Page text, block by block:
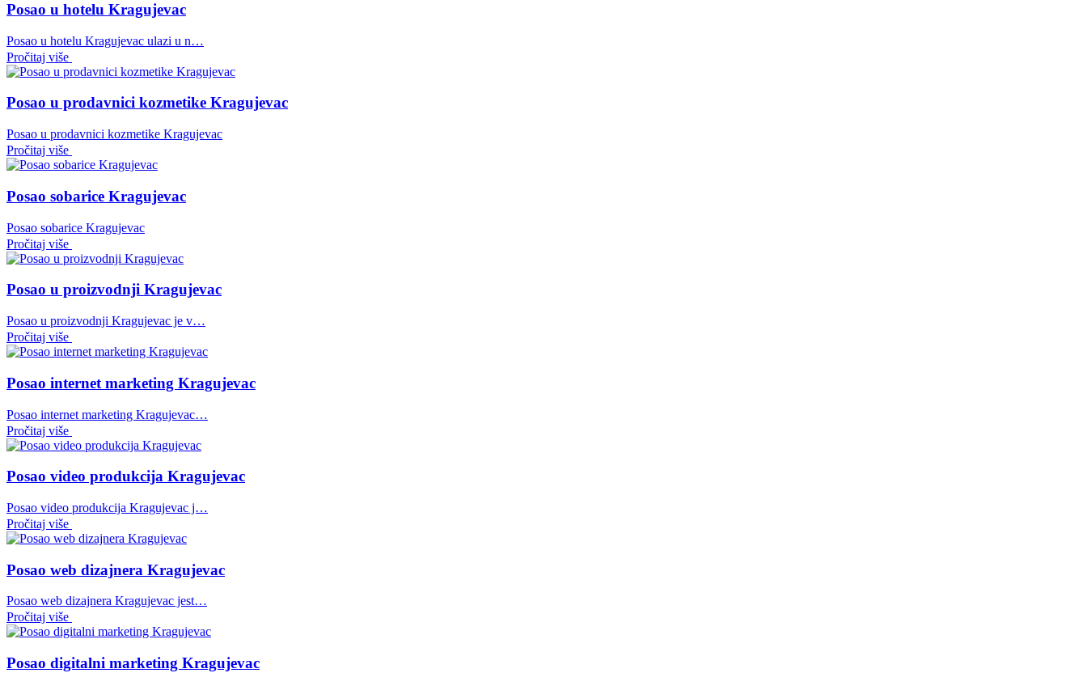
Posao u hotelu Kragujevac
Posao u hotelu Kragujevac ulazi u n…
Pročitaj više
Posao u prodavnici kozmetike Kragujevac
Posao u prodavnici kozmetike Kragujevac
Pročitaj više
Posao sobarice Kragujevac
Posao sobarice Kragujevac
Pročitaj više
Posao u proizvodnji Kragujevac
Posao u proizvodnji Kragujevac je v…
Pročitaj više
Posao internet marketing Kragujevac
Posao internet marketing Kragujevac…
Pročitaj više
Posao video produkcija Kragujevac
Posao video produkcija Kragujevac j…
Pročitaj više
Posao web dizajnera Kragujevac
Posao web dizajnera Kragujevac jest…
Pročitaj više
Posao digitalni marketing Kragujevac